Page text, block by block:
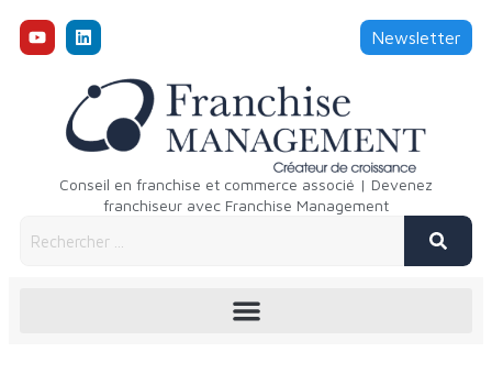
Newsletter
Conseil en franchise et commerce associé | Devenez
franchiseur avec Franchise Management